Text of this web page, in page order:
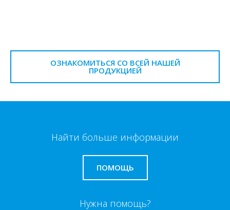
ОЗНАКОМИТЬСЯ СО ВСЕЙ НАШЕЙ
ПРОДУКЦИЕЙ
Найти больше информации
ПОМОЩЬ
Нужна помощь?